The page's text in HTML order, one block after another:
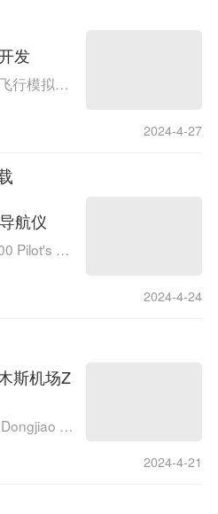
发
X-Plane是一款高度逼真的飞行模拟器，允许开发者进行二次开发，创建各种插件来扩展其功能。对于X-Plane的二次开发，以下是一些基本信息： 一、数据输出二次开发 二、数据输入二次开发 三、机模二次开发 四、机场地景二次开发 五、外设二次开发 六、插件...
2024-4-27
航仪
官网上下载了Garmin G1000 Pilot's Guide for Cessna Nav III手册。 600多页的文档只不过看了一下开头部分， 发现它的操控还是和G530很接近的， 在X-Plane 11 G530导航仪使用教程里介绍过的使用方法都可用， 看起来设计UI的时候，该产品对于操作兼容性方面考...
2024-4-24
机场ZYJM发布
2024-4-21